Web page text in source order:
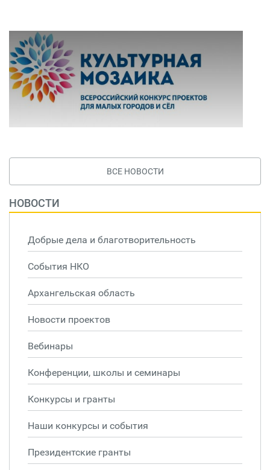
ВСЕ НОВОСТИ
НОВОСТИ
Добрые дела и благотворительность
События НКО
Архангельская область
Новости проектов
Вебинары
Конференции, школы и семинары
Конкурсы и гранты
Наши конкурсы и события
Президентские гранты